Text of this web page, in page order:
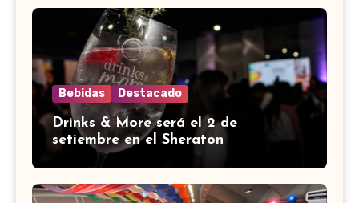
Bebidas Destacado
Drinks & More será el 2 de
setiembre en el Sheraton